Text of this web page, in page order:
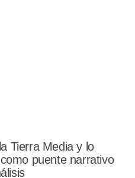
Tierra Media y lo
puente narrativo